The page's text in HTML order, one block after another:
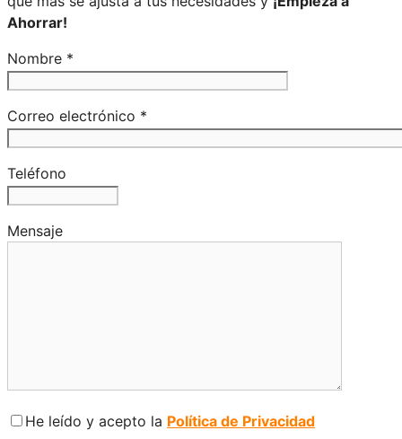
Ahorrar!
Nombre *
Correo electrónico *
Teléfono
Mensaje
He leído y acepto la Política de Privacidad